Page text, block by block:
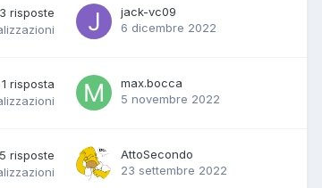
3 risposte
jack-vc09
6 dicembre 2022
1 risposta
max.bocca
5 novembre 2022
5 risposte
AttoSecondo
23 settembre 2022